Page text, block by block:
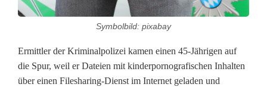
h
e
b
Symbolbild: pixabay
Ermittler der Kriminalpolizei kamen einen 45-Jährigen auf
die Spur, weil er Dateien mit kinderpornografischen Inhalten
über einen Filesharing-Dienst im Internet geladen und